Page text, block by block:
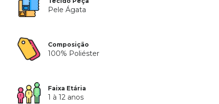
Pele Ágata
Composição
100% Poliéster
Faixa Etária
1 à 12 anos